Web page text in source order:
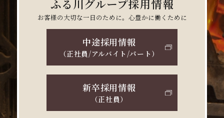
ふる川グループ採用情報
お客様の大切な一日のために。心豊かに働くために
中途採用情報
（正社員/アルバイト/パート）
新卒採用情報
（正社員）